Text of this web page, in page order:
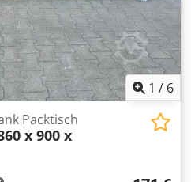
Die Materialfarbe kann
Die Werkbänke werden
Die Werkbankständer sind
beträgt in der Regel ca.
1 / 6
Packtisch
x 900 x